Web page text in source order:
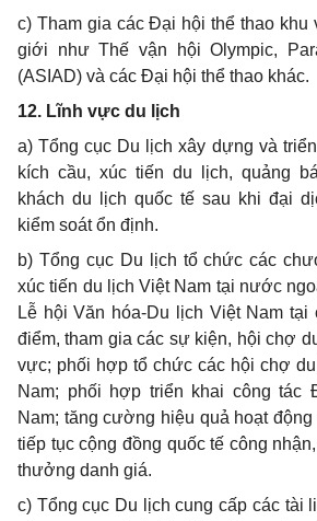
c) Tham gia các Đại hội thể thao khu
giới như Thế vận hội Olympic,
(ASIAD) và các Đại hội thể thao khác.
12. Lĩnh vực du lịch
a) Tổng cục Du lịch xây dựng và
kích cầu, xúc tiến du lịch, quảng
khách du lịch quốc tế sau khi đại
kiểm soát ổn định.
b) Tổng cục Du lịch tổ chức các
xúc tiến du lịch Việt Nam tại nước
Lễ hội Văn hóa-Du lịch Việt Nam tại
điểm, tham gia các sự kiện, hội chợ
vực; phối hợp tổ chức các hội chợ
Nam; phối hợp triển khai công
Nam; tăng cường hiệu quả hoạt
tiếp tục cộng đồng quốc tế công
thưởng danh giá.
c) Tổng cục Du lịch cung cấp các tài